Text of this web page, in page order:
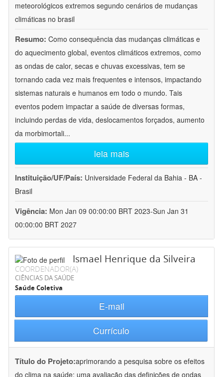
meteorológicos extremos segundo cenários de mudanças
climáticas no brasil
Resumo: Como consequência das mudanças climáticas e
do aquecimento global, eventos climáticos extremos, como
as ondas de calor, secas e chuvas excessivas, tem se
tornando cada vez mais frequentes e intensos, impactando
sistemas naturais e humanos em todo o mundo. Tais
eventos podem impactar a saúde de diversas formas,
incluindo perdas de vida, deslocamentos forçados, aumento
da morbimortali...
leia mais
Instituição/UF/País: Universidade Federal da Bahia - BA -
Brasil
Vigência: Mon Jan 09 00:00:00 BRT 2023-Sun Jan 31
00:00:00 BRT 2027
Ismael Henrique da Silveira
COORDENADOR(A)
CIÊNCIAS DA SAÚDE
Saúde Coletiva
E-mail
Currículo
Título do Projeto:aprimorando a pesquisa sobre os efeitos
do clima na saúde: uma avaliação das definições de ondas